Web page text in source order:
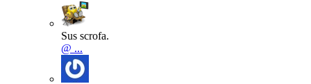
Sus scrofa.
@ ...